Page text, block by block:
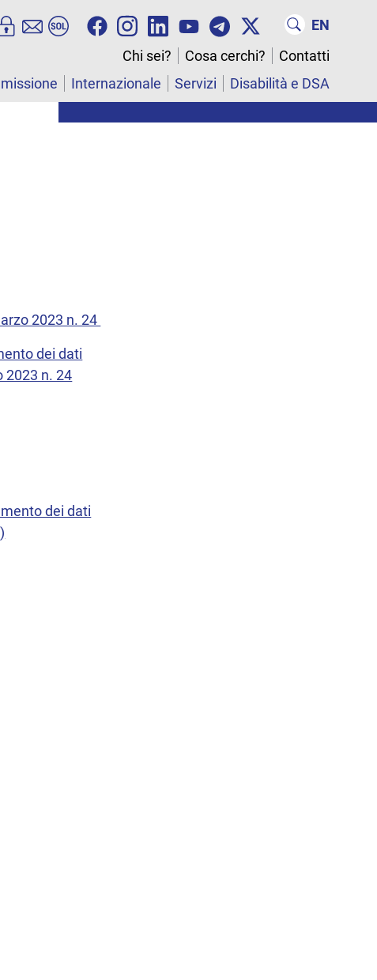
EN
Chi sei?
Cosa cerchi?
Contatti
Internazionale Servizi Disabilità e DSA
2023 n. 24
dei dati
2023 n. 24
dei dati